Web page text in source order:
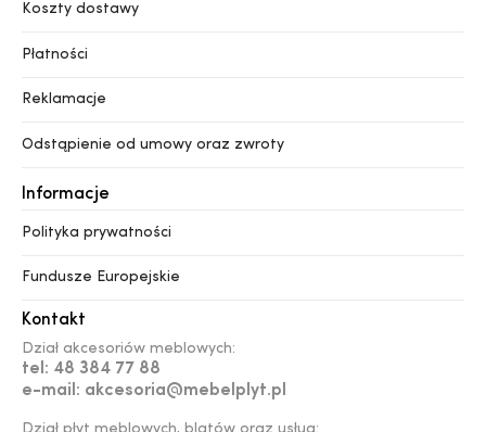
Koszty dostawy
Płatności
Reklamacje
Odstąpienie od umowy oraz zwroty
Informacje
Polityka prywatności
Fundusze Europejskie
Kontakt
Dział akcesoriów meblowych:
tel: 48 384 77 88
e-mail: akcesoria@mebelplyt.pl